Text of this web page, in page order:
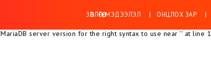
ЗӨВЛӨГӨӨ, МЭДЭЭЛЭЛ ОНЦЛОХ ЗАР
server version for the right syntax to use near '' at line 1